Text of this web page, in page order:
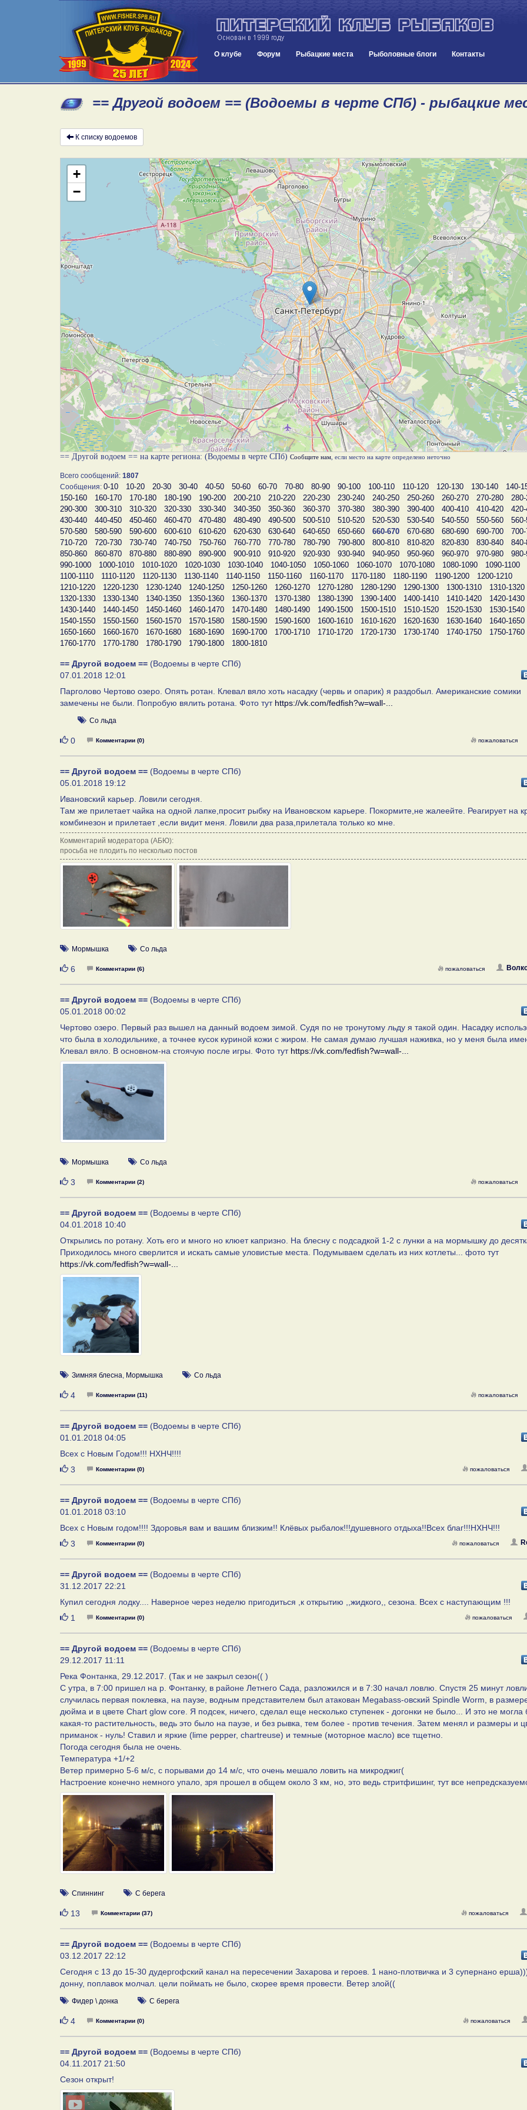
О клубе Форум Рыбацкие места Рыболовные блоги Контакты
== Другой водоем == (Водоемы в черте СПб) - рыбацкие
К списку водоемов
+
−
== Другой водоем == на карте региона: (Водоемы в черте СПб) Сообщите нам , если место на карте определено неточно
Всего сообщений: 1807
Сообщения: 0-10 10-20 20-30 30-40 40-50 50-60 60-70 70-80 80-90 90-100 100-110 110-120 120-130 130-140
140-
150-160
160-170 170-180 180-190 190-200 200-210 210-220 220-230 230-240 240-250 250-260 260-270 270-280
290-300
300-310 310-320 320-330 330-340 340-350 350-360 360-370 370-380 380-390 390-400 400-410 410-420
430-440
440-450 450-460 460-470 470-480 480-490 490-500 500-510 510-520 520-530 530-540 540-550 550-560
570-580
580-590 590-600 600-610 610-620 620-630 630-640 640-650 650-660 660-670 670-680 680-690 690-700
710-720
720-730 730-740 740-750 750-760 760-770 770-780 780-790 790-800 800-810 810-820 820-830 830-840
850-860
860-870 870-880 880-890 890-900 900-910 910-920 920-930 930-940 940-950 950-960 960-970 970-980
990-1000
1000-1010 1010-1020 1020-1030 1030-1040 1040-1050 1050-1060 1060-1070 1070-1080 1080-1090
1090-1100
1100-1110
1110-1120 1120-1130 1130-1140 1140-1150 1150-1160 1160-1170 1170-1180 1180-1190 1190-1200
1200-1210
1210-1220
1220-1230 1230-1240 1240-1250 1250-1260 1260-1270 1270-1280 1280-1290 1290-1300 1300-1310
1310-1320
1320-1330
1330-1340 1340-1350 1350-1360 1360-1370 1370-1380 1380-1390 1390-1400 1400-1410 1410-1420
1420-1430
1430-1440
1440-1450 1450-1460 1460-1470 1470-1480 1480-1490 1490-1500 1500-1510 1510-1520 1520-1530
1530-1540
1540-1550
1550-1560 1560-1570 1570-1580 1580-1590 1590-1600 1600-1610 1610-1620 1620-1630 1630-1640
1640-1650
1650-1660
1660-1670 1670-1680 1680-1690 1690-1700 1700-1710 1710-1720 1720-1730 1730-1740 1740-1750
1750-1760
1760-1770
1770-1780 1780-1790 1790-1800 1800-1810
== Другой водоем == (Водоемы в черте СПб)
07.01.2018 12:01
Парголово Чертово озеро. Опять ротан. Клевал вяло хоть насадку (червь и опарик) я раздобыл. Американские сомики
замечены не были. Попробую вялить ротана. Фото тут https://vk.com/fedfish?w=wall-...
Со льда
Нравится
0 Комментарии (0) пожаловаться
== Другой водоем == (Водоемы в черте СПб)
05.01.2018 19:12
Ивановский карьер. Ловили сегодня.
Там же прилетает чайка на одной лапке,просит рыбку на Ивановском карьере. Покормите,не жалеейте. Реагирует на
комбинезон и прилетает ,если видит меня. Ловили два раза,прилетала только ко мне.
Комментарий модератора (АБЮ):
просьба не плодить по несколько постов
Мормышка Со льда
Нравится
6 Комментарии (6) пожаловаться
== Другой водоем == (Водоемы в черте СПб)
05.01.2018 00:02
Чертово озеро. Первый раз вышел на данный водоем зимой. Судя по не тронутому льду я такой один. Насадку
что была в холодильнике, а точнее кусок куриной кожи с жиром. Не самая думаю лучшая наживка, но у меня была
Клевал вяло. В основном-на стоячую после игры. Фото тут https://vk.com/fedfish?w=wall-...
Мормышка Со льда
Нравится
3 Комментарии (2) пожаловаться
== Другой водоем == (Водоемы в черте СПб)
04.01.2018 10:40
Открылись по ротану. Хоть его и много но клюет капризно. На блесну с подсадкой 1-2 с лунки а на мормышку до
Приходилось много сверлится и искать самые уловистые места. Подумываем сделать из них котлеты... фото тут
https://vk.com/fedfish?w=wall-...
Зимняя блесна, Мормышка Со льда
Нравится
4 Комментарии (11) пожаловаться
== Другой водоем == (Водоемы в черте СПб)
01.01.2018 04:05
Всех с Новым Годом!!! НХНЧ!!!!
Нравится
3 Комментарии (0) пожаловаться
== Другой водоем == (Водоемы в черте СПб)
01.01.2018 03:10
Всех с Новым годом!!!! Здоровья вам и вашим близким!! Клёвых рыбалок!!!душевного отдыха!!Всех благ!!!НХНЧ!!!
Нравится
3 Комментарии (0) пожаловаться
== Другой водоем == (Водоемы в черте СПб)
31.12.2017 22:21
Купил сегодня лодку.... Наверное через неделю пригодиться ,к открытию ,,жидкого,, сезона. Всех с наступающим !!!
Нравится
1 Комментарии (0) пожаловаться
== Другой водоем == (Водоемы в черте СПб)
29.12.2017 11:11
Река Фонтанка, 29.12.2017. (Так и не закрыл сезон(( )
С утра, в 7:00 пришел на р. Фонтанку, в районе Летнего Сада, разложился и в 7:30 начал ловлю. Спустя 25 минут
случилась первая поклевка, на паузе, водным представителем был атакован Megabass-овский Spindle Worm, в
дюйма и в цвете Chart glow core. Я подсек, ничего, сделал еще несколько ступенек - догонки не было... И это не могла
какая-то растительность, ведь это было на паузе, и без рывка, тем более - против течения. Затем менял и размеры и
приманок - нуль! Ставил и яркие (lime pepper, chartreuse) и темные (моторное масло) все тщетно.
Погода сегодня была не очень.
Температура +1/+2
Ветер примерно 5-6 м/c, с порывами до 14 м/c, что очень мешало ловить на микроджиг(
Настроение конечно немного упало, зря прошел в общем около 3 км, но, это ведь стритфишинг, тут все
Спиннинг С берега
Нравится
13 Комментарии (37) пожаловаться
== Другой водоем == (Водоемы в черте СПб)
03.12.2017 22:12
Сегодня с 13 до 15-30 дудергофский канал на пересечении Захарова и героев. 1 нано-плотвичка и 3 супернано
донну, поплавок молчал. цели поймать не было, скорее время провести. Ветер злой((
Фидер \ донка С берега
Нравится
4 Комментарии (0) пожаловаться
== Другой водоем == (Водоемы в черте СПб)
04.11.2017 21:50
Сезон открыт!